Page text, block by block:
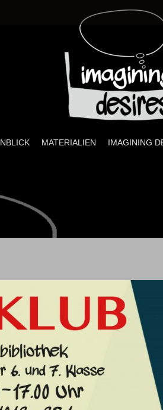
zu Sexualität, visueller Kultur
MATERIALIEN IMAGINING